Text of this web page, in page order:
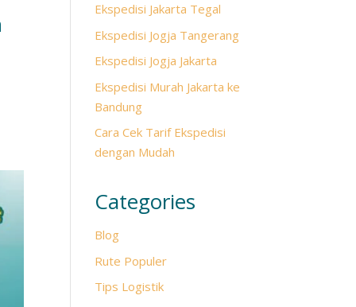
Ekspedisi Jakarta Tegal
Ekspedisi Jogja Tangerang
Ekspedisi Jogja Jakarta
Ekspedisi Murah Jakarta ke
Bandung
Cara Cek Tarif Ekspedisi
dengan Mudah
Categories
Blog
Rute Populer
Tips Logistik